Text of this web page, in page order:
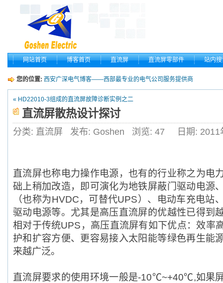
网站首页 博客首页 直流屏 直流屏零部件 站内
您的位置: 西安广深电气博客——西部最专业的电气公司服务提供商
« HD22010-3组成的直流屏故障诊断实例之二
直流屏散热设计探讨
分类: 直流屏 发布: Goshen 浏览: 47 日期:
直流屏也称电力操作电源，也有的行业称之为电
础上稍加改造，即可演化为地铁屏蔽门驱动电源
（也称为HVDC，可替代UPS）、电动车充电站
驱动电源等。尤其是高压直流屏的优越性已得到
相对于传统UPS，高压直流屏有如下优点：效率
护和扩容方便、更容易接入太阳能等绿色再生能
来越广泛。
直流屏要求的使用环境一般是-10℃~+40℃,如果